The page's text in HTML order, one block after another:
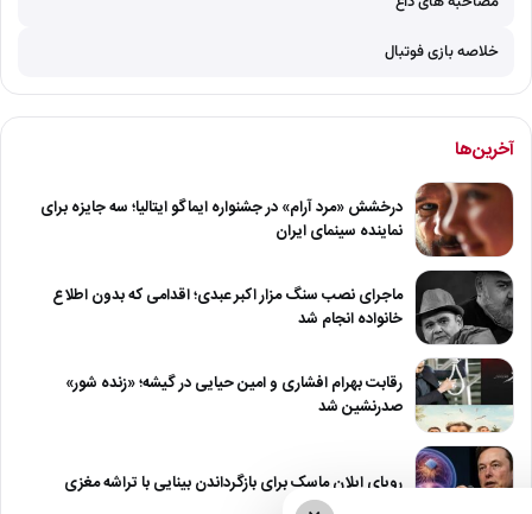
خلاصه بازی فوتبال
آخرین‌ها
درخشش «مرد آرام» در جشنواره ایماگو ایتالیا؛ سه جایزه برای
نماینده سینمای ایران
ماجرای نصب سنگ مزار اکبر عبدی؛ اقدامی که بدون اطلاع
خانواده انجام شد
رقابت بهرام افشاری و امین حیایی در گیشه؛ «زنده شور»
صدرنشین شد
رویای ایلان ماسک برای بازگرداندن بینایی با تراشه مغزی